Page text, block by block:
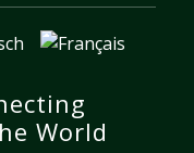
World